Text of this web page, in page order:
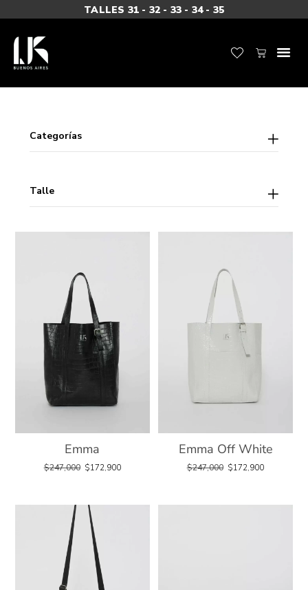
TALLES 31 - 32 - 33 - 34 - 35
Cateogrías
Categorías
Talle
Emma
$247,000 $172,900
Emma Off White
$247,000 $172,900